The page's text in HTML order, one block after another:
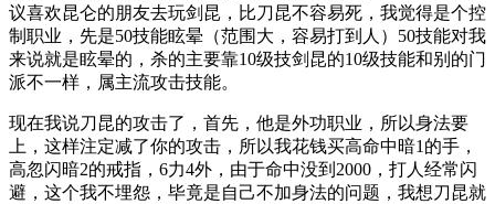
议喜欢昆仑的朋友去玩剑昆，比刀昆不容易死，我觉得是个控
制职业，先是50技能眩晕（范围大，容易打到人）50技能对我
来说就是眩晕的，杀的主要靠10级技剑昆的10级技能和别的门
派不一样，属主流攻击技能。
现在我说刀昆的攻击了，首先，他是外功职业，所以身法要
上，这样注定减了你的攻击，所以我花钱买高命中暗1的手，
高忽闪暗2的戒指，6力4外，由于命中没到2000，打人经常闪
避，这个我不埋怨，毕竟是自己不加身法的问题，我想刀昆就